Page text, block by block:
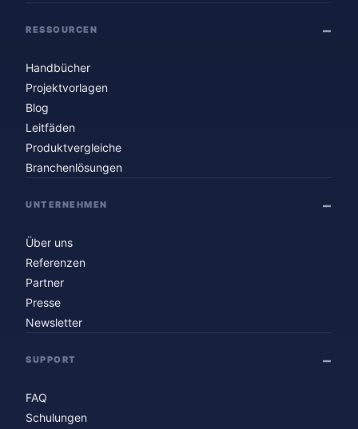
RESSOURCEN
Handbücher
Projektvorlagen
Blog
Leitfäden
Produktvergleiche
Branchenlösungen
UNTERNEHMEN
Über uns
Referenzen
Partner
Presse
Newsletter
SUPPORT
FAQ
Schulungen